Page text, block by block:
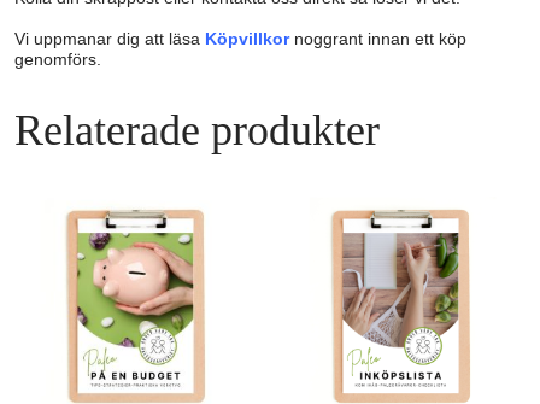
Vi uppmanar dig att läsa Köpvillkornoggrant innan ett köp
genomförs.
Relaterade produkter